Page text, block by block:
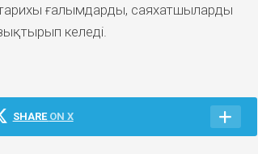
тарихы ғалымдарды, саяхатшыларды
келеді.
SHARE ON X